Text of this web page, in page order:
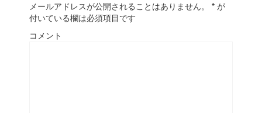
メールアドレスが公開されることはありません。 * が
付いている欄は必須項目です
コメント